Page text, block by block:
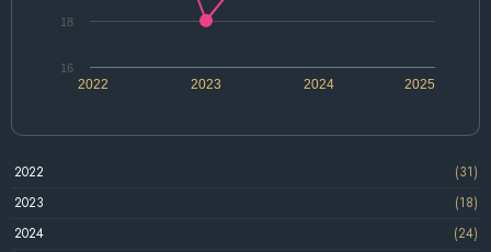
2022 2024
2023 2025
16
18
2022
(31)
2023
(18)
2024
(24)